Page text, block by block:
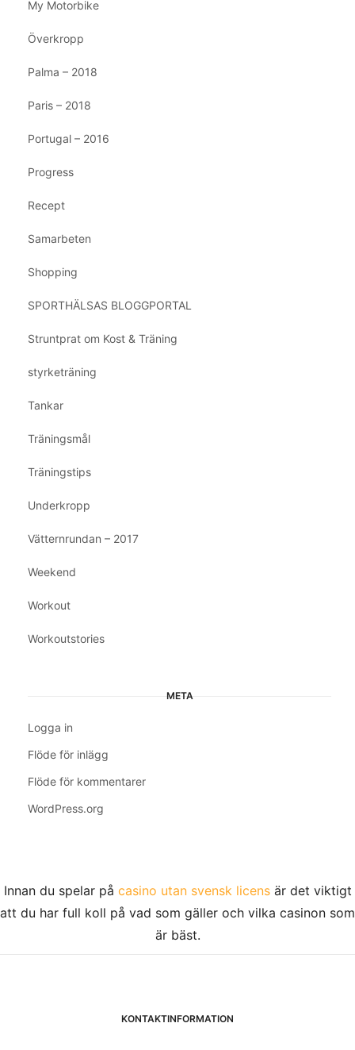
My Motorbike
Överkropp
Palma – 2018
Paris – 2018
Portugal – 2016
Progress
Recept
Samarbeten
Shopping
SPORTHÄLSAS BLOGGPORTAL
Struntprat om Kost & Träning
styrketräning
Tankar
Träningsmål
Träningstips
Underkropp
Vätternrundan – 2017
Weekend
Workout
Workoutstories
META
Logga in
Flöde för inlägg
Flöde för kommentarer
WordPress.org
Innan du spelar på casino utan svensk licensär det viktigt
att du har full koll på vad som gäller och vilka casinon som
är bäst.
KONTAKTINFORMATION